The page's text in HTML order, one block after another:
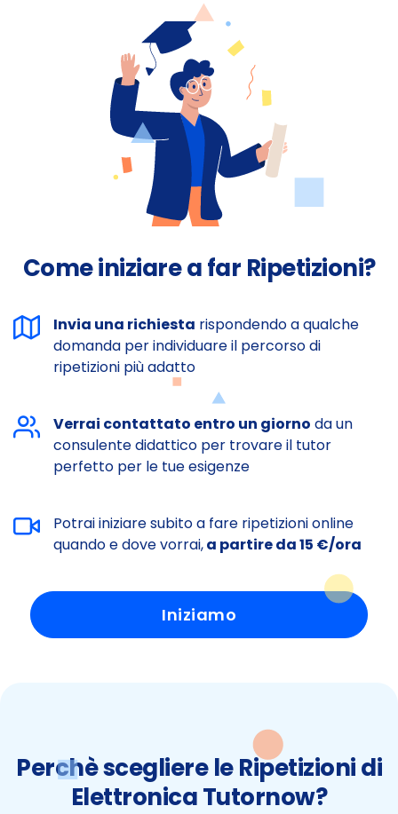
Come iniziare a far Ripetizioni?
Invia una richiesta rispondendo a qualche
domanda per individuare il percorso di
ripetizioni più adatto
Verrai contattato entro un giorno da un
consulente didattico per trovare il tutor
perfetto per le tue esigenze
Potrai iniziare subito a fare ripetizioni online
quando e dove vorrai,a partire da 15 €/ora
Iniziamo
Perchè scegliere le Ripetizioni di
Elettronica Tutornow?